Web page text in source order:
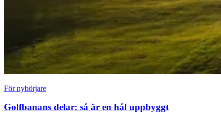
För nybörjare
Golfbanans delar: så är en hål uppbyggt